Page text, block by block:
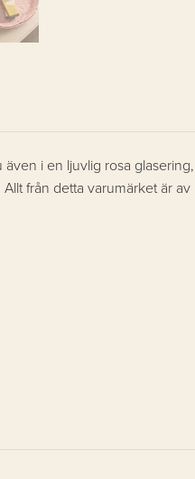
i en ljuvlig rosa
från detta varumärket är